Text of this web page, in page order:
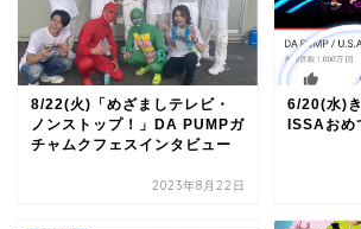
8/22(火)「めざましテレビ・
ノンストップ！」DA PUMPガ
チャムクフェスインタビュー
2023年8月22日
6/20(水)
ISSAおめ